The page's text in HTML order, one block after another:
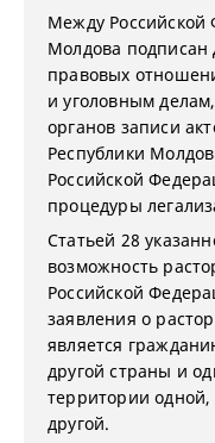
Между Российской
Молдова
правовых
и уголовным
органов записи
Республики
Российской
процедуры
Статьей 28
возможность
Российской
заявления о
является
другой страны и
территории
другой.